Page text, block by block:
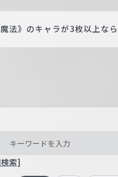
法》のキャラが3枚以上な
索]